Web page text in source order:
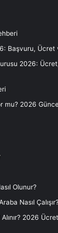
Başvuru, Ücret
2026:
mu? 2026
Olunur?
Nasıl
Alınır? 2026